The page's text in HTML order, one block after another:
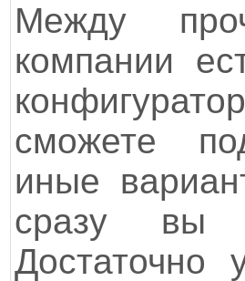
Между
компании
сможете
иные
сразу вы
Достаточно